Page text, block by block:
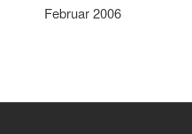
Februar 2006